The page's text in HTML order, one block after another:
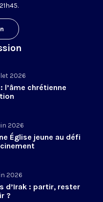
2026
l’âme chrétienne
2026
Église jeune au défi
2026
d’Irak : partir, rester
?